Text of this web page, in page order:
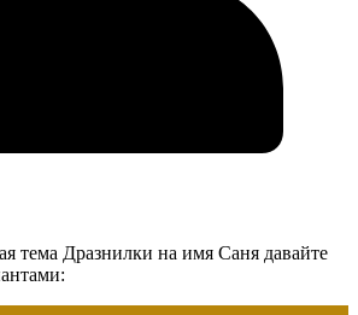
тема Дразнилки на имя Саня давайте